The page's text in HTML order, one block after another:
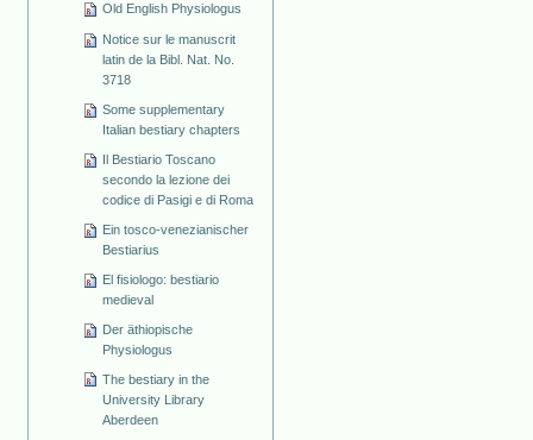
Old English Physiologus
Notice sur le manuscrit
latin de la Bibl. Nat. No.
3718
Some supplementary
Italian bestiary chapters
Il Bestiario Toscano
secondo la lezione dei
codice di Pasigi e di Roma
Ein tosco-venezianischer
Bestiarius
El fisiologo: bestiario
medieval
Der äthiopische
Physiologus
The bestiary in the
University Library
Aberdeen